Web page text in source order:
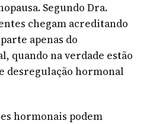
Segundo Dra.
chegam acreditando
apenas do
quando na verdade estão
desregulação hormonal
hormonais podem